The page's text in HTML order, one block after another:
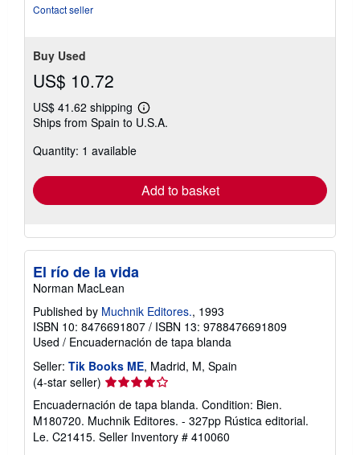
Contact seller
Buy Used
US$ 10.72
US$ 41.62 shipping
Learn
more
Ships from Spain to U.S.A.
Quantity: 1 available
Add to basket
El río de la vida
Norman MacLean
Published by Muchnik Editores., 1993
ISBN 10: 8476691807 / ISBN 13: 9788476691809
Used / Encuadernación de tapa blanda
Seller: Tik Books ME, Madrid, M, Spain
(4-star seller) Seller
rating
4
out
of
Encuadernación de tapa blanda. Condition: Bien.
M180720. Muchnik Editores. - 327pp Rústica editorial.
Le. C21415. Seller Inventory # 410060